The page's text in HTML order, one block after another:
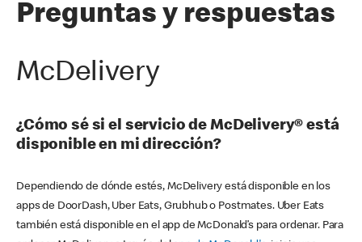
Preguntas y respuestas
McDelivery
¿Cómo sé si el servicio de McDelivery® está
disponible en mi dirección?
Dependiendo de dónde estés, McDelivery está disponible en los
apps de DoorDash, Uber Eats, Grubhub o Postmates. Uber Eats
también está disponible en el app de McDonald’s para ordenar. Para